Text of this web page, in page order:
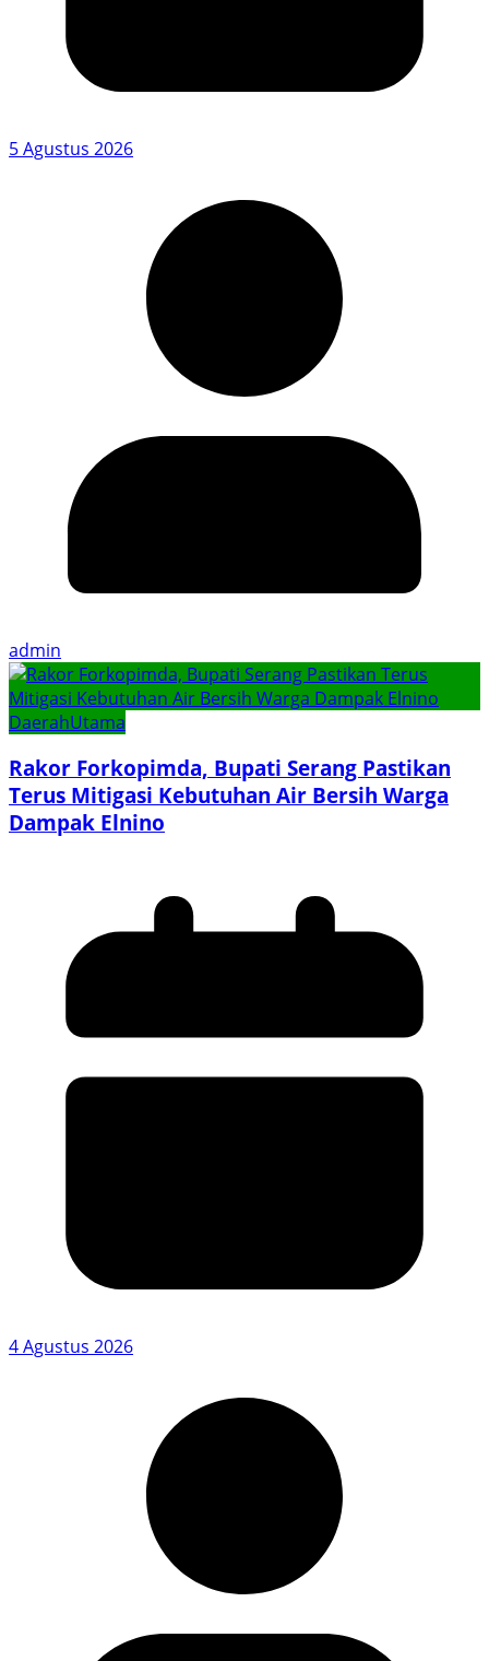
5 Agustus 2026
admin
DaerahUtama
Rakor Forkopimda, Bupati Serang Pastikan
Terus Mitigasi Kebutuhan Air Bersih Warga
Dampak Elnino
4 Agustus 2026